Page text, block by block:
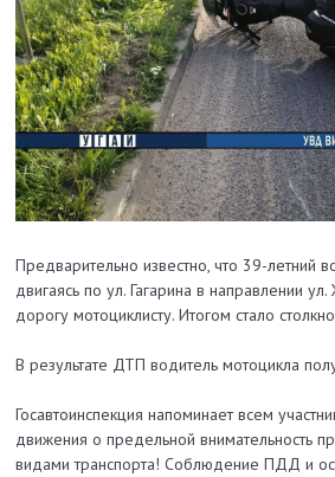
Предварительно известно, что 39-летний
двигаясь по ул. Гагарина в направлении
дорогу мотоциклисту. Итогом стало
В результате ДТП водитель мотоцикла
Госавтоинспекция напоминает всем
движения о предельной внимательность
видами транспорта! Соблюдение ПДД и